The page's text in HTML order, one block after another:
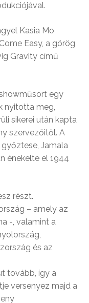
Kasia Mo
Easy, a görög
Gravity című
egy
nyitotta meg,
sikerei után kapta
szervezőitől. A
Jamala
énekelte el 1944
részt.
– amely az
-, valamint a
és az
tovább, így a
versenyez majd a